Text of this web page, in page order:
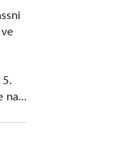
na...